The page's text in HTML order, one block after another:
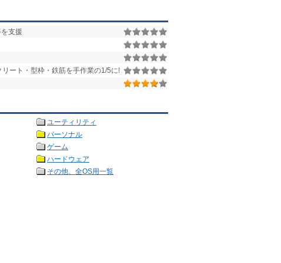
支援
ート・型枠・鉄筋を手作業の1/5に!
ユーティリティ
パーソナル
ゲーム
ハードウェア
その他、全OS用一覧